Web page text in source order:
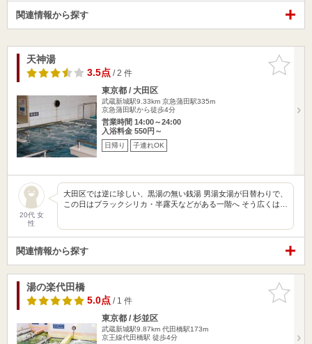
関連情報から探す
お気に入
りに追加
天神湯
3.5点/ 2 件
東京都 / 大田区
武蔵新城駅9.33km 京急蒲田駅335m
京急蒲田駅から徒歩4分
営業時間 14:00～24:00
入浴料金 550円～
日帰り 子連れOK
20代 女
性
大田区では逆に珍しい、黒湯の無い銭湯 男湯女湯が日替わりで、
この日はブラックシリカ・半露天などがある一階へ そう広くは…
関連情報から探す
お気に入
りに追加
湯の楽代田橋
5.0点/ 1 件
東京都 / 杉並区
武蔵新城駅9.87km 代田橋駅173m
京王線代田橋駅 徒歩4分